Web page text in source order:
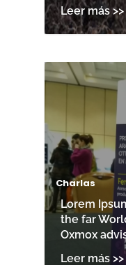
Charlas
Lorem
the far
Oxmox